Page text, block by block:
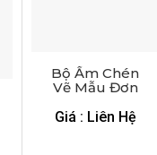
Bộ Ấm Chén
Vẽ Mẫu Đơn
Vàng – XGS
Giá : Liên Hệ